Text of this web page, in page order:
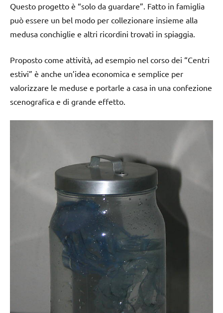
Questo progetto è “solo da guardare”. Fatto in famiglia
può essere un bel modo per collezionare insieme alla
medusa conchiglie e altri ricordini trovati in spiaggia.
Proposto come attività, ad esempio nel corso dei “Centri
estivi” è anche un’idea economica e semplice per
valorizzare le meduse e portarle a casa in una confezione
scenografica e di grande effetto.